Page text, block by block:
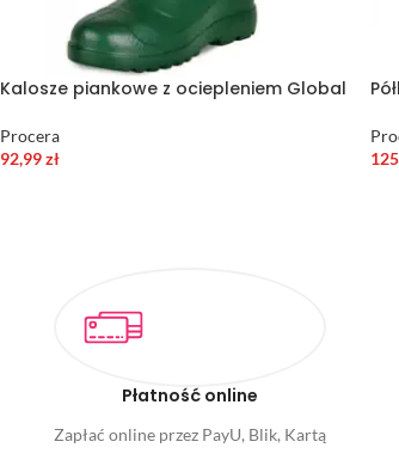
Kalosze piankowe z ociepleniem Global
Procera
92,99zł
Płatność online
Zapłać online przez PayU, Blik, Kartą